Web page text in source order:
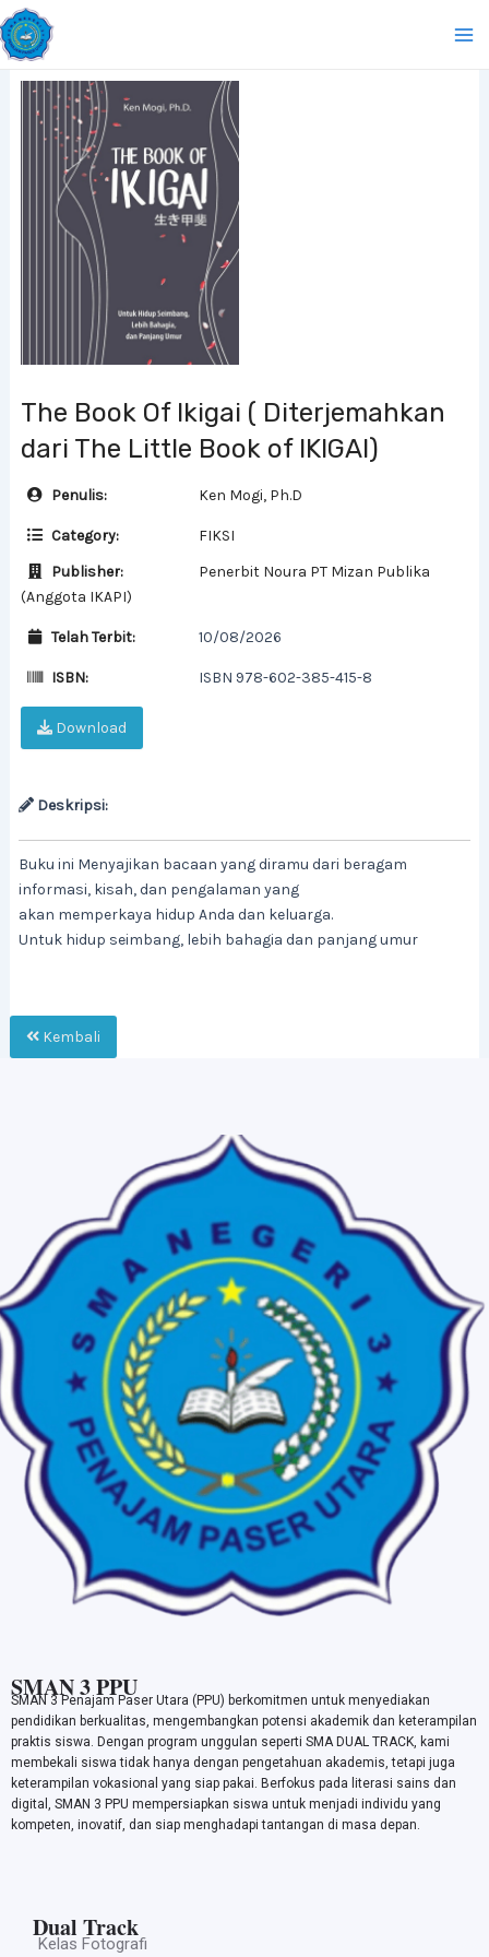
Lewati
ke
konten
The Book Of Ikigai ( Diterjemahkan
dari The Little Book of IKIGAI)
Penulis: Ken Mogi, Ph.D
Category:
FIKSI
Publisher:
Penerbit Noura PT Mizan Publika
(Anggota IKAPI)
Telah Terbit: 10/08/2026
ISBN: ISBN 978-602-385-415-8
Download
Deskripsi:
Buku ini Menyajikan bacaan yang diramu dari beragam
informasi, kisah, dan pengalaman yang
akan memperkaya hidup Anda dan keluarga.
Untuk hidup seimbang, lebih bahagia dan panjang umur
Kembali
SMAN 3 PPU
SMAN 3 Penajam Paser Utara (PPU) berkomitmen untuk menyediakan
pendidikan berkualitas, mengembangkan potensi akademik dan keterampilan
praktis siswa. Dengan program unggulan seperti SMA DUAL TRACK, kami
membekali siswa tidak hanya dengan pengetahuan akademis, tetapi juga
keterampilan vokasional yang siap pakai. Berfokus pada literasi sains dan
digital, SMAN 3 PPU mempersiapkan siswa untuk menjadi individu yang
kompeten, inovatif, dan siap menghadapi tantangan di masa depan.
Dual Track
Kelas Fotografi